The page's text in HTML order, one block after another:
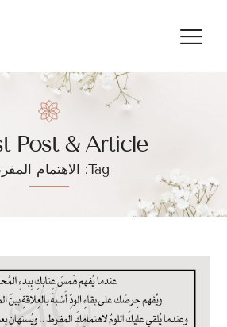
Post & Article
Tag: الاهتمام المفرط